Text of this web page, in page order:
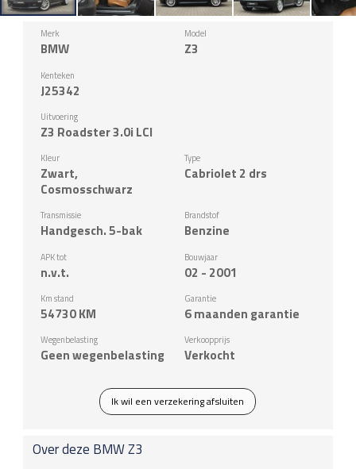
Merk
BMW
Model
Z3
Kenteken
J25342
Uitvoering
Z3 Roadster 3.0i LCI
Kleur
Zwart,
Cosmosschwarz
Type
Cabriolet 2 drs
Transmissie
Handgesch. 5-bak
Brandstof
Benzine
APK tot
n.v.t.
Bouwjaar
02 - 2001
Km stand
54730KM
Garantie
6 maanden garantie
Wegenbelasting
Geen wegenbelasting
Verkoopprijs
Verkocht
Ik wil een verzekering afsluiten
Over deze BMWZ3